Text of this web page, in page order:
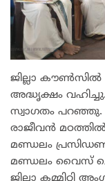
ജില്ലാ കൗൺസിൽ
അദ്ധൃക്ഷം വഹിച്ചു.
സ്വാഗതം
രാജീവൻ
മണ്ഡലം
മണ്ഡലം വൈസ്
ജില്ലാ കമ്മിറ്റി